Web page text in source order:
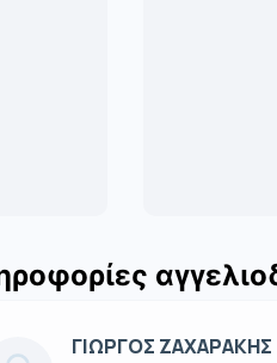
ΓΙΩΡΓΟΣ ΖΑΧΑΡΑΚΗΣ